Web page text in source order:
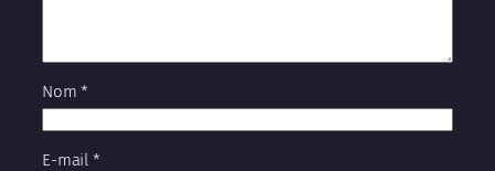
Nom*
E-mail *